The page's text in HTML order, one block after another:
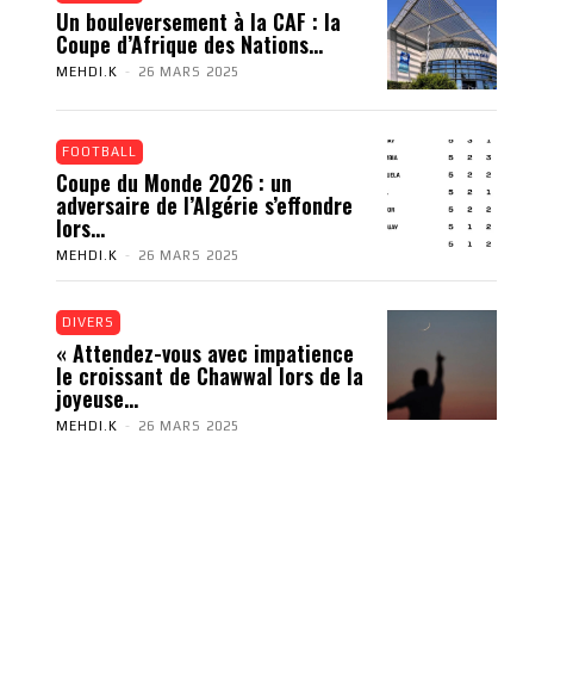
Un bouleversement à la CAF : la
Coupe d’Afrique des Nations...
MEHDI.K - 26 MARS 2025
FOOTBALL
Coupe du Monde 2026 : un
adversaire de l’Algérie s’effondre
lors...
MEHDI.K - 26 MARS 2025
DIVERS
« Attendez-vous avec impatience
le croissant de Chawwal lors de la
joyeuse...
MEHDI.K - 26 MARS 2025